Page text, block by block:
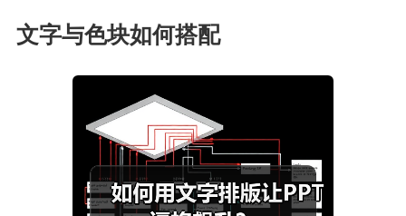
文字与色块如何搭配